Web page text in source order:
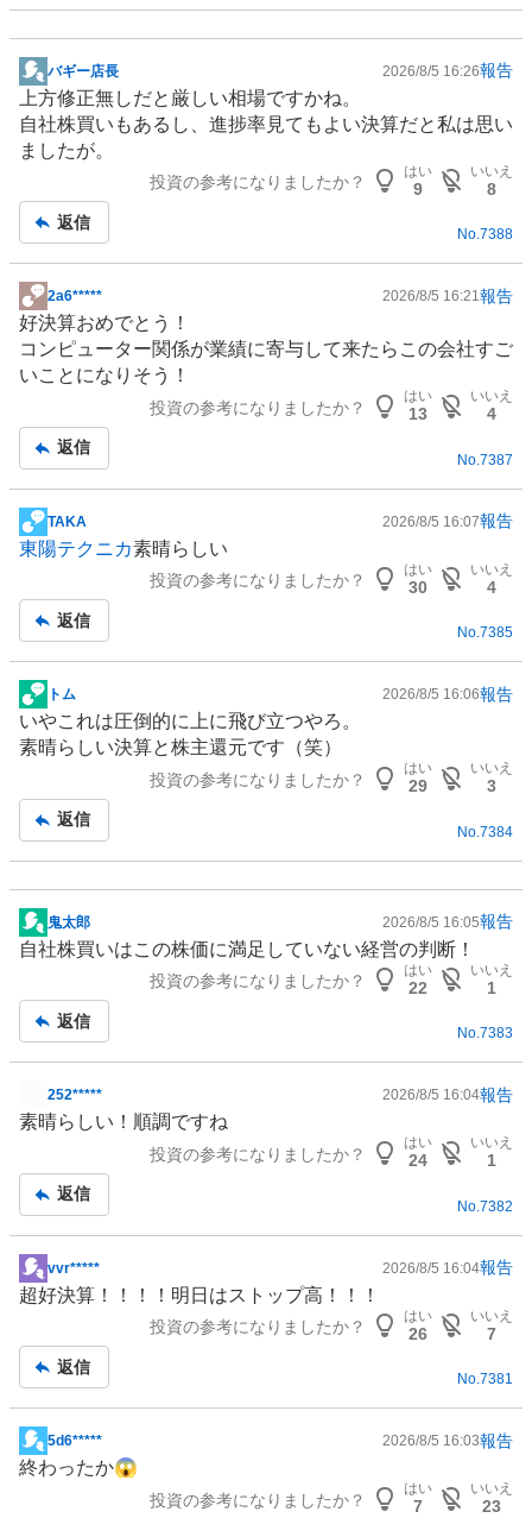
掲
示
板
記
バギー店長 2026/8/5 16:26報告
上方修正無しだと厳しい相場ですかね。
自社株買いもあるし、進捗率見てもよい決算だと私は思い
ましたが。
投資の参考になりましたか？
はい
9
いいえ
8
返信
No.7388
掲
示
板
記
2a6***** 2026/8/5 16:21報告
好決算おめでとう！
コンピューター関係が業績に寄与して来たらこの会社すご
いことになりそう！
投資の参考になりましたか？
はい
13
いいえ
4
返信
No. 7387
掲
示
事
TAKA 2026/8/5 16:07報告
東陽テクニカ素晴らしい
投資の参考になりましたか？
はい
30
いいえ
4
返信
No.7385
掲
示
板
トム 2026/8/5 16:06報告
いやこれは圧倒的に上に飛び立つやろ。
素晴らしい決算と株主還元です（笑）
投資の参考になりましたか？
はい
29
いいえ
3
返信
No. 7384
掲
示
事
鬼太郎 2026/8/5 16:05報告
自社株買いはこの株価に満足していない経営の判断！
投資の参考になりましたか？
はい
22
いいえ
1
返信
No.7383
示
事
252***** 2026/8/5 16:04報告
素晴らしい！順調ですね
投資の参考になりましたか？
はい
24
いいえ
1
返信
No. 7382
掲
示
事
vvr***** 2026/8/5 16:04報告
超好決算！！！！明日はストップ高！！！
投資の参考になりましたか？
はい
26
いいえ
7
返信
No.7381
掲
示
5d6***** 2026/8/5 16:03報告
終わったか😱
投資の参考になりましたか？
はい
7
いいえ
23